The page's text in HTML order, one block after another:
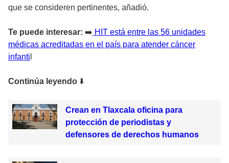
que se consideren pertinentes, añadió.
Te puede interesar: ➡️ HIT está entre las 56 unidades
médicas acreditadas en el país para atender cáncer
infanti
Continúa leyendo ⬇️
Crean en Tlaxcala oficina para
protección de periodistas y
defensores de derechos humanos